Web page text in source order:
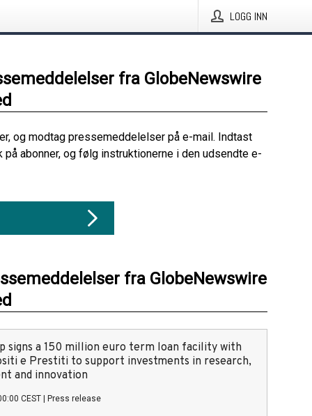
LOGG INN
fra GlobeNewswire
og modtag pressemeddelelser på e-mail. Indtast
på abonner, og følg instruktionerne i den udsendte e-
fra GlobeNewswire
signs a 150 million euro term loan facility with
e Prestiti to support investments in research,
and innovation
CEST Press release